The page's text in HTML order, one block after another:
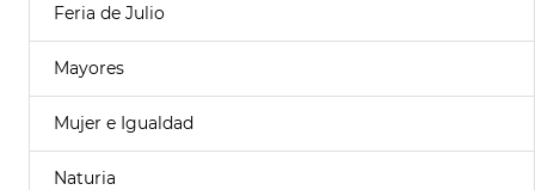
Feria de Julio
Mayores
Mujer e Igualdad
Naturia